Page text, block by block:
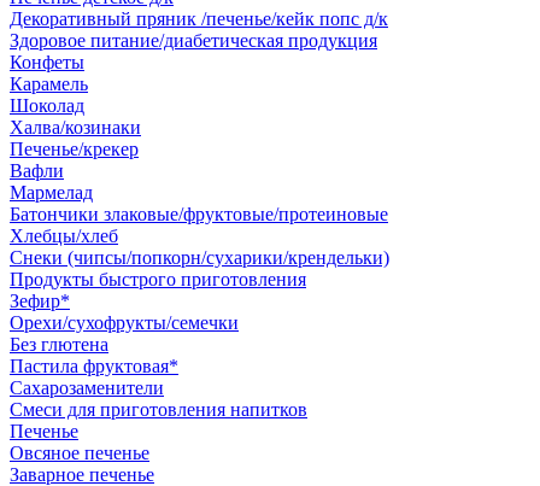
Декоративный пряник /печенье/кейк попс д/к
Здоровое питание/диабетическая продукция
Конфеты
Карамель
Шоколад
Халва/козинаки
Печенье/крекер
Вафли
Мармелад
Батончики злаковые/фруктовые/протеиновые
Хлебцы/хлеб
Снеки (чипсы/попкорн/сухарики/крендельки)
Продукты быстрого приготовления
Зефир*
Орехи/сухофрукты/семечки
Без глютена
Пастила фруктовая*
Сахарозаменители
Смеси для приготовления напитков
Печенье
Овсяное печенье
Заварное печенье